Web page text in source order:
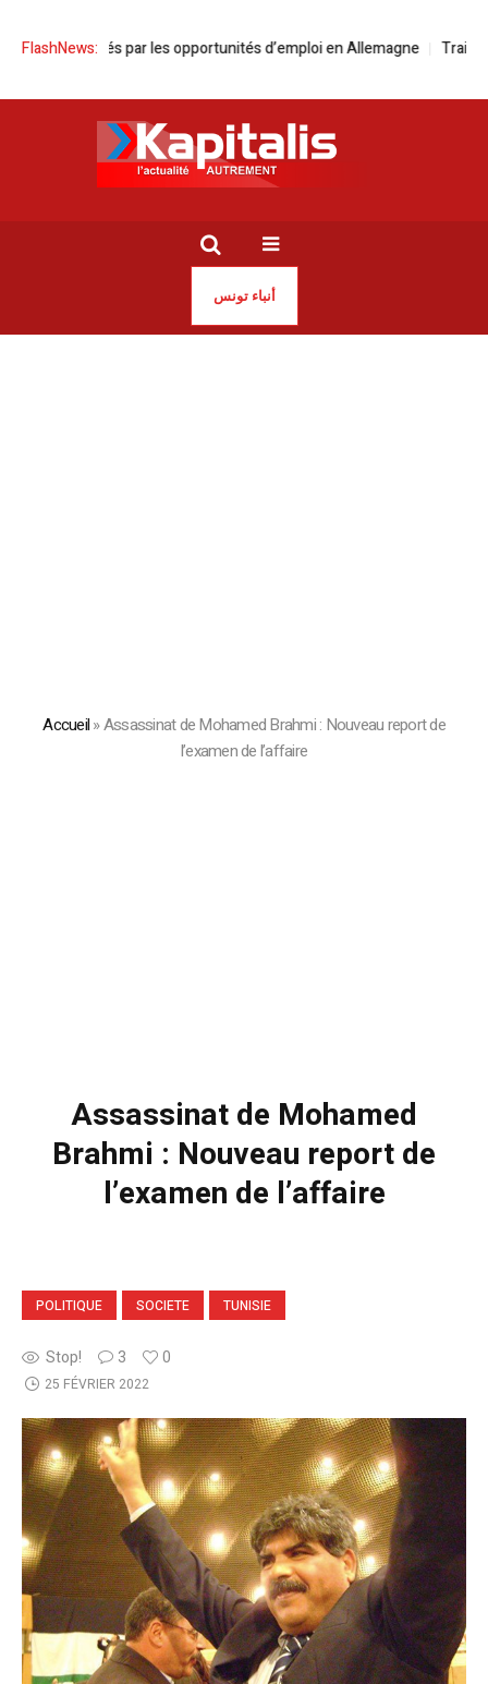
FlashNews:
attirés par les opportunités d’emploi en Allemagne Traitement
أنباء تونس
Accueil»Assassinat de Mohamed Brahmi : Nouveau report de
l’examen de l’affaire
Assassinat de Mohamed
Brahmi : Nouveau report de
l’examen de l’affaire
POLITIQUE SOCIETE TUNISIE
Stop! 3 0
25 FÉVRIER 2022